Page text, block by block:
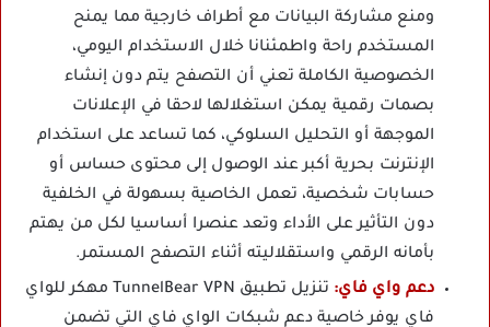
ومنع مشاركة البيانات مع أطراف خارجية مما يمنح
المستخدم راحة واطمئنانا خلال الاستخدام اليومي،
الخصوصية الكاملة تعني أن التصفح يتم دون إنشاء
بصمات رقمية يمكن استغلالها لاحقا في الإعلانات
الموجهة أو التحليل السلوكي، كما تساعد على استخدام
الإنترنت بحرية أكبر عند الوصول إلى محتوى حساس أو
حسابات شخصية، تعمل الخاصية بسهولة في الخلفية
دون التأثير على الأداء وتعد عنصرا أساسيا لكل من يهتم
بأمانه الرقمي واستقلاليته أثناء التصفح المستمر.
دعم واي فاي:
تنزيل تطبيق TunnelBear VPN مهكر للواي
فاي يوفر خاصية دعم شبكات الواي فاي التي تضمن